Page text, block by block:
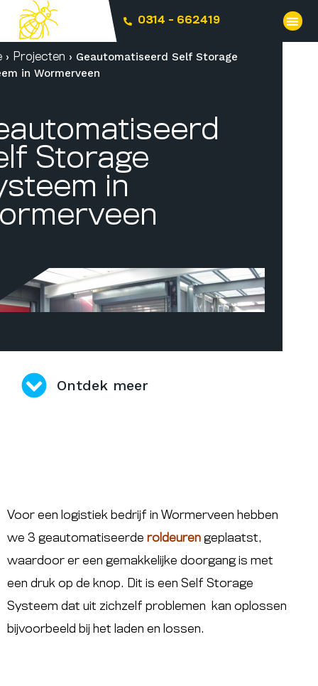
0314 - 662419
› Projecten › Geautomatiseerd Self Storage
in Wormerveen
Storage
in
Ontdek meer
Voor een logistiek bedrijf in Wormerveen hebben
we 3 geautomatiseerde roldeuren geplaatst,
waardoor er een gemakkelijke doorgang is met
een druk op de knop. Dit is een Self Storage
Systeem dat uit zichzelf problemen kan oplossen
bijvoorbeeld bij het laden en lossen.